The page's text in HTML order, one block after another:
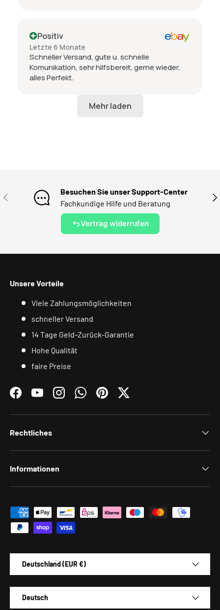
Positiv
Letzte 6 Monate
Schneller Versand, gute u. schnelle
Komunikation, sehr hilfsbereit, gerne wieder,
alles Perfekt.
VORHERIGE
Besuchen Sie unser Support-Center
Fachkundige Hilfe und Beratung
Vertrag widerrufen
Unsere Vorteile
Viele Zahlungsmöglichkeiten
schneller Versand
14 Tage Geld-Zurück-Garantie
Hohe Qualität
faire Preise
FacebookYouTubeInstagramWhatsAppPinterestTwitter
Rechtliches
Informationen
Zahlungsmethoden
Deutschland (EUR €)
Deutsch